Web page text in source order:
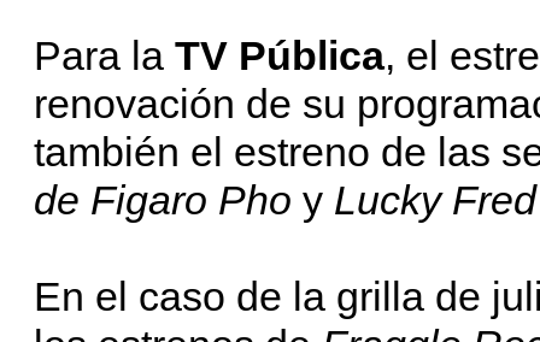
Para la TV Pública, el
renovación de su
también el estreno de las
de Figaro Pho y Lucky Fred
En el caso de la grilla de